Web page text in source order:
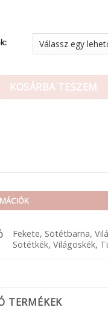
KOSÁRBA TESZEM
Fekete, Sötétbarna,
Sötétkék, Világoskék,
TERMÉKEK